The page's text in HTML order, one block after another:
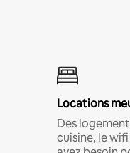
Locations
Des
cuisine, le